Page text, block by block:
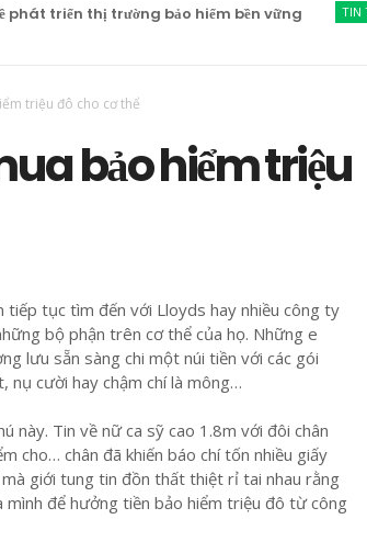
thị trường bảo hiểm bền vững TIN TỨC
triệu đô cho cơ thể
bảo hiểm triệu
tiếp tục tìm đến với Lloyds hay nhiều công ty
bộ phận trên cơ thể của họ. Những e
lưu sẵn sàng chi một núi tiền với các gói
nụ cười hay chậm chí là mông…
này. Tin về nữ ca sỹ cao 1.8m với đôi chân
cho… chân đã khiến báo chí tốn nhiều giấy
giới tung tin đồn thất thiệt rỉ tai nhau rằng
để hưởng tiền bảo hiểm triệu đô từ công